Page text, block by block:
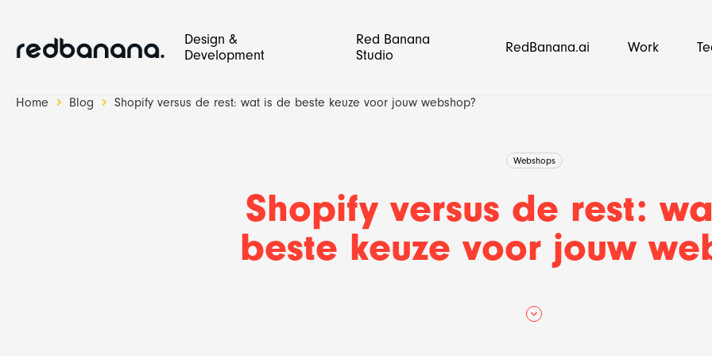
Design &
Development
Design & Development
Lightspeed
Red Banana
Studio
Red Banana Studio
E-mail marketing
RedBanana.ai Work
Home Blog Shopify versus de rest: wat is de beste keuze voor jouw webshop?
Webshops
Shopify versus de rest:
beste keuze voor jouw